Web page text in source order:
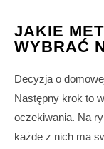
JAKIE
WYBRAĆ
Decyzja o
Następny krok to
oczekiwania. Na
każde z nich ma